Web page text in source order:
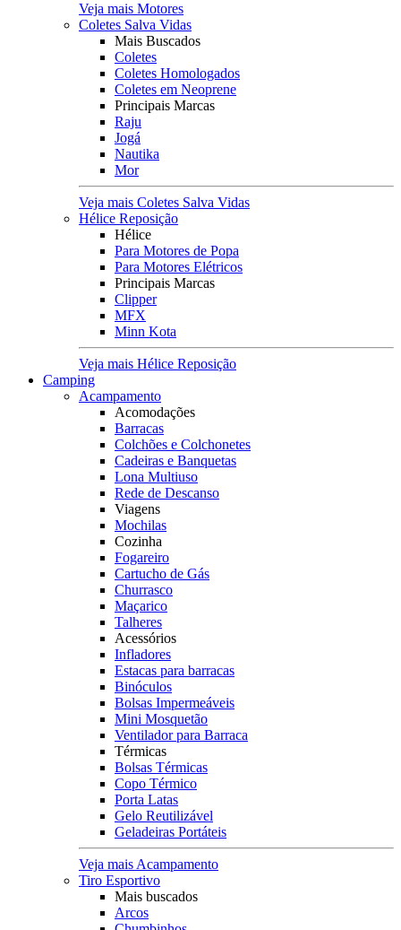
Veja mais Motores
Coletes Salva Vidas
Mais Buscados
Coletes
Coletes Homologados
Coletes em Neoprene
Principais Marcas
Raju
Jogá
Nautika
Mor
Veja mais Coletes Salva Vidas
Hélice Reposição
Hélice
Para Motores de Popa
Para Motores Elétricos
Principais Marcas
Clipper
MFX
Minn Kota
Veja mais Hélice Reposição
Camping
Acampamento
Acomodações
Barracas
Colchões e Colchonetes
Cadeiras e Banquetas
Lona Multiuso
Rede de Descanso
Viagens
Mochilas
Cozinha
Fogareiro
Cartucho de Gás
Churrasco
Maçarico
Talheres
Acessórios
Infladores
Estacas para barracas
Binóculos
Bolsas Impermeáveis
Mini Mosquetão
Ventilador para Barraca
Térmicas
Bolsas Térmicas
Copo Térmico
Porta Latas
Gelo Reutilizável
Geladeiras Portáteis
Veja mais Acampamento
Tiro Esportivo
Mais buscados
Arcos